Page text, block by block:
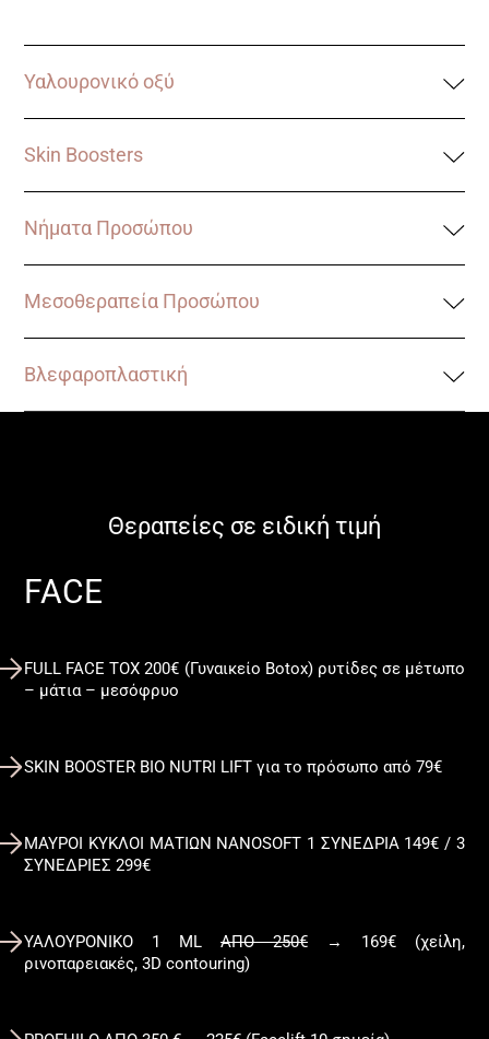
Υαλουρονικό οξύ
Skin Boosters
Νήματα Προσώπου
Μεσοθεραπεία Προσώπου
Βλεφαροπλαστική
Θεραπείες σε ειδική τιμή
FACE
FULL FACE TOX 200€ (Γυναικείο Botox) ρυτίδες σε μέτωπο
– μάτια – μεσόφρυο
SKIN BOOSTER BIO NUTRI LIFT για το πρόσωπο από 79€
ΜΑΥΡΟΙ ΚΥΚΛΟΙ ΜΑΤΙΩΝ NANOSOFT 1 ΣΥΝΕΔΡΙΑ 149€ / 3
ΣΥΝΕΔΡΙΕΣ 299€
ΥΑΛΟΥΡΟΝΙΚΟ 1 MLΑΠΟ 250€→ 169€ (χείλη,
ρινοπαρειακές, 3D contouring)